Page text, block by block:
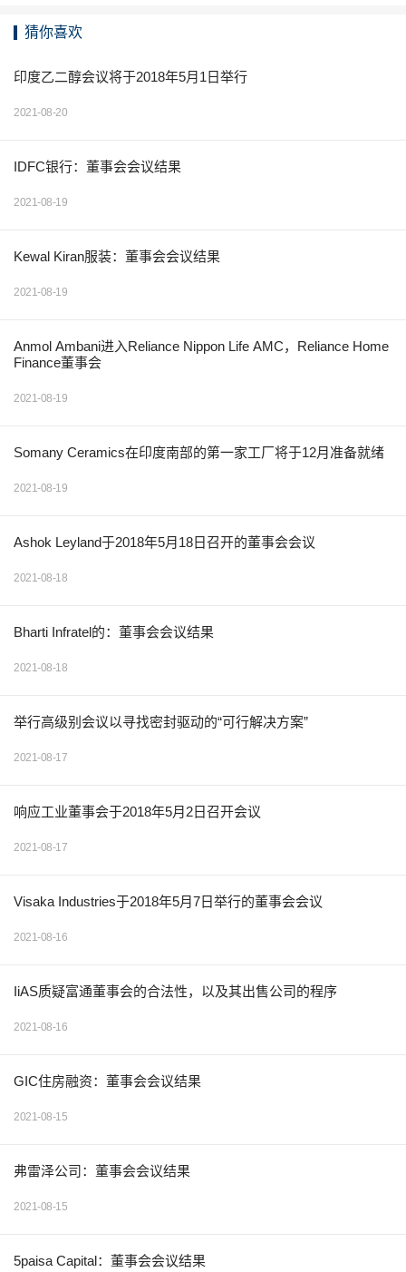
猜你喜欢
印度乙二醇会议将于2018年5月1日举行
2021-08-20
IDFC银行：董事会会议结果
2021-08-19
Kewal Kiran服装：董事会会议结果
2021-08-19
Anmol Ambani进入Reliance Nippon Life AMC，Reliance Home
Finance董事会
2021-08-19
Somany Ceramics在印度南部的第一家工厂将于12月准备就绪
2021-08-19
Ashok Leyland于2018年5月18日召开的董事会会议
2021-08-18
Bharti Infratel的：董事会会议结果
2021-08-18
举行高级别会议以寻找密封驱动的“可行解决方案”
2021-08-17
响应工业董事会于2018年5月2日召开会议
2021-08-17
Visaka Industries于2018年5月7日举行的董事会会议
2021-08-16
IiAS质疑富通董事会的合法性，以及其出售公司的程序
2021-08-16
GIC住房融资：董事会会议结果
2021-08-15
弗雷泽公司：董事会会议结果
2021-08-15
5paisa Capital：董事会会议结果